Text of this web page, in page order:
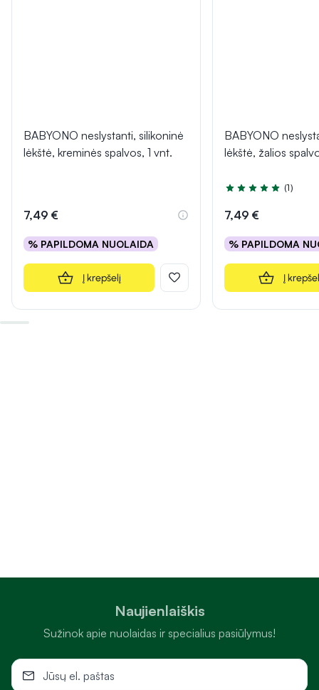
BABYONO neslystanti, silikoninė
lėkštė, kreminės spalvos, 1 vnt.
7,49 €
% PAPILDOMA NUOLAIDA
Į krepšelį
BABYONO
lėkštė, žalios
Įvertinimas 5.0 iš 5
(1)
7,49 €
% PAPILDOMA
Į
Naujienlaiškis
Sužinok apie nuolaidas ir specialius pasiūlymus!